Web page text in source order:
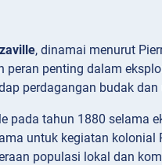
, dinamai menurut
peran penting dalam
perdagangan budak
pada tahun 1880 selama
untuk kegiatan kolonial
populasi lokal dan